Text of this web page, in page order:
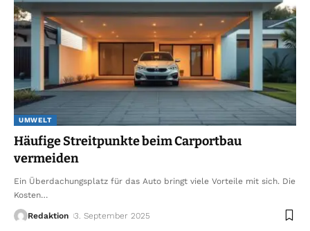
UMWELT
Häufige Streitpunkte beim Carportbau
vermeiden
Ein Überdachungsplatz für das Auto bringt viele Vorteile mit sich. Die
Kosten…
Redaktion 3. September 2025